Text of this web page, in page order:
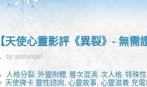
【天使心靈影評《異裂》- 無
by archangel
人格分裂,外靈附體, 層次混淆,次人格,特殊性
天使牌卡 靈性諮詢,心靈故事,心靈滋養 充